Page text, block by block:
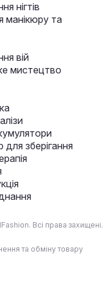
нігтів
манікюру та
вій
мистецтво
для зберігання
Всі права захищені.
та обміну товару